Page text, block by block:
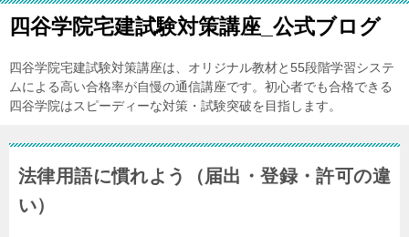
四谷学院宅建試験対策講座_公式ブログ
四谷学院宅建試験対策講座は、オリジナル教材と55段階学習システ
ムによる高い合格率が自慢の通信講座です。初心者でも合格できる
四谷学院はスピーディーな対策・試験突破を目指します。
法律用語に慣れよう（届出・登録・許可の違
い）